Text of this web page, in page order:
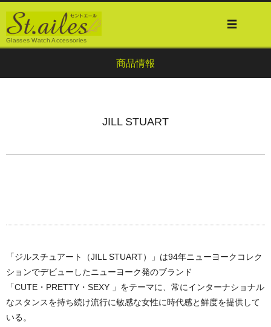
Glasses Watch Accessories
商品情報
JILL STUART
「ジルスチュアート（JILL STUART）」は94年ニューヨークコレク
ションでデビューしたニューヨーク発のブランド
「CUTE・PRETTY・SEXY 」をテーマに、常にインターナショナル
なスタンスを持ち続け流行に敏感な女性に時代感と鮮度を提供して
いる。